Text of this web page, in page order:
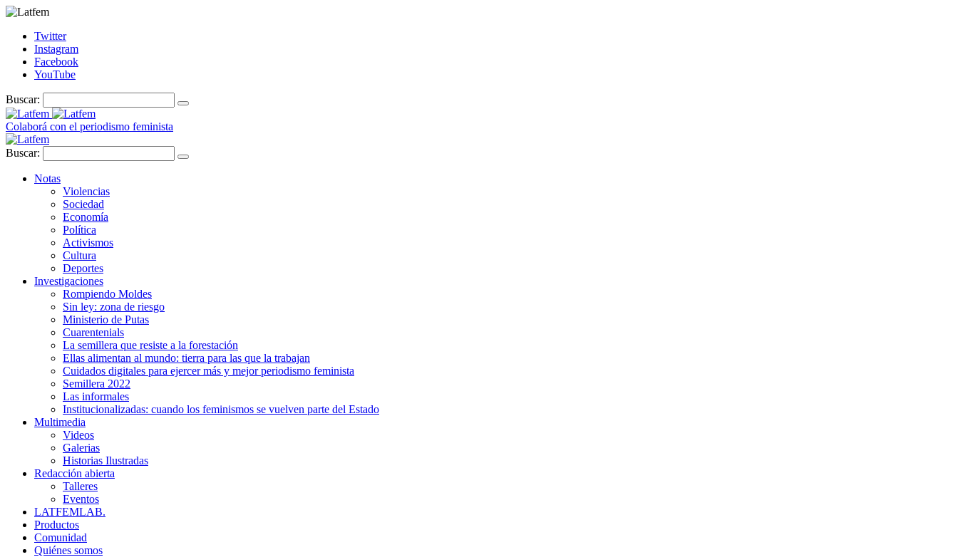
Twitter
Instagram
Facebook
YouTube
Buscar:
Colaborá con el periodismo feminista
Buscar:
Notas
Violencias
Sociedad
Economía
Política
Activismos
Cultura
Deportes
Investigaciones
Rompiendo Moldes
Sin ley: zona de riesgo
Ministerio de Putas
Cuarentenials
La semillera que resiste a la forestación
Ellas alimentan al mundo: tierra para las que la trabajan
Cuidados digitales para ejercer más y mejor periodismo feminista
Semillera 2022
Las informales
Institucionalizadas: cuando los feminismos se vuelven parte del Estado
Multimedia
Videos
Galerias
Historias Ilustradas
Redacción abierta
Talleres
Eventos
LATFEMLAB.
Productos
Comunidad
Quiénes somos